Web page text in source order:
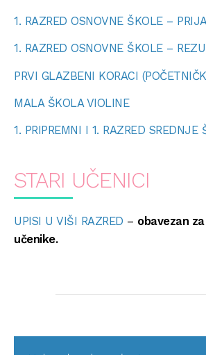
1. RAZRED OSNOVNE ŠKOLE –
1. RAZRED OSNOVNE ŠKOLE –
PRVI GLAZBENI KORACI
MALA ŠKOLA VIOLINE
1. PRIPREMNI I 1. RAZRED SREDNJE
STARI UČENICI
UPISI U VIŠI RAZRED – obavezan
učenike.